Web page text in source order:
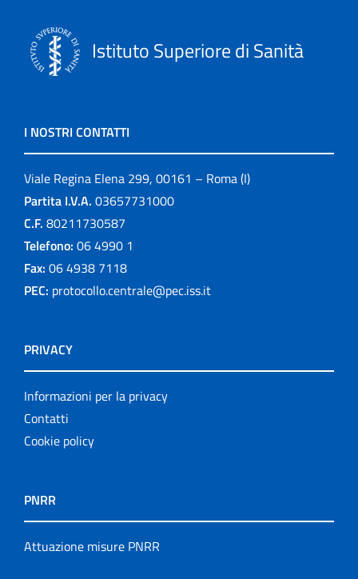
Istituto Superiore di Sanità
I NOSTRI CONTATTI
Viale Regina Elena 299, 00161 – Roma (I)
Partita I.V.A. 03657731000
C.F. 80211730587
Telefono: 06 4990 1
Fax: 06 4938 7118
PEC: protocollo.centrale@pec.iss.it
PRIVACY
Informazioni per la privacy
Contatti
Cookie policy
PNRR
Attuazione misure PNRR